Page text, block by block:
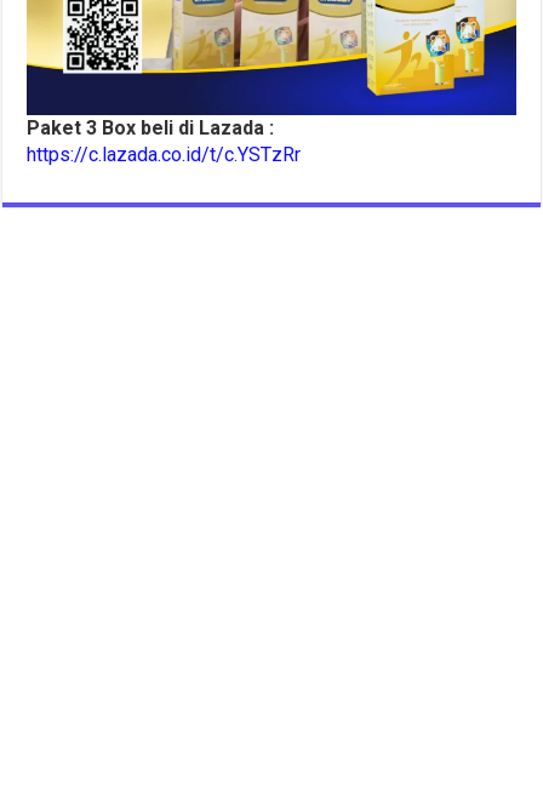
Paket 3 Box beli di Lazada :
https://c.lazada.co.id/t/c.YSTzRr